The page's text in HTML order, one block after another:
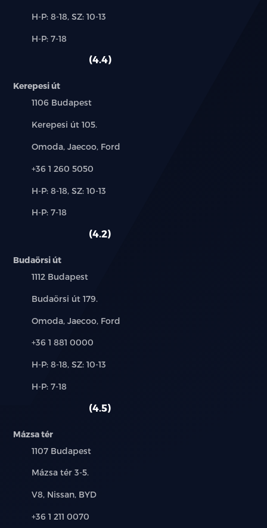
Új-
használt
H-P: 8-18, SZ: 10-13
Alkatrész,
H-P: 7-18
4.4
Kerepesi út
Település:
1106 Budapest
Cím:
Kerepesi út 105.
Márkák:
Omoda, Jaecoo, Ford
Telefon:
+36 1 260 5050
Új-
használt
H-P: 8-18, SZ: 10-13
Alkatrész,
H-P: 7-18
4.2
Budaörsi út
Település:
1112 Budapest
Cím:
Budaörsi út 179.
Márkák:
Omoda, Jaecoo, Ford
Telefon:
+36 1 881 0000
Új-
használt
H-P: 8-18, SZ: 10-13
Alkatrész,
H-P: 7-18
4.5
Mázsa tér
Település:
1107 Budapest
Cím:
Mázsa tér 3-5.
Márkák:
V8, Nissan, BYD
Telefon:
+36 1 211 0070